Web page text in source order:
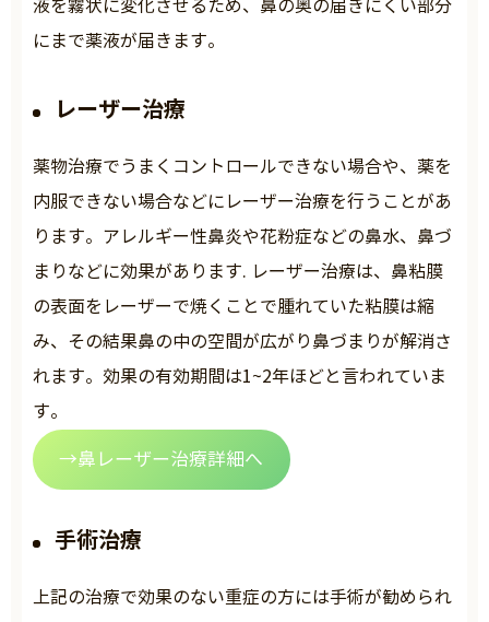
液を霧状に変化させるため、鼻の奥の届きにくい部分
にまで薬液が届きます。
レーザー治療
薬物治療でうまくコントロールできない場合や、薬を
内服できない場合などにレーザー治療を行うことがあ
ります。アレルギー性鼻炎や花粉症などの鼻水、鼻づ
まりなどに効果があります. レーザー治療は、鼻粘膜
の表面をレーザーで焼くことで腫れていた粘膜は縮
み、その結果鼻の中の空間が広がり鼻づまりが解消さ
れます。効果の有効期間は1~2年ほどと言われていま
す。
→鼻レーザー治療詳細へ
手術治療
上記の治療で効果のない重症の方には手術が勧められ